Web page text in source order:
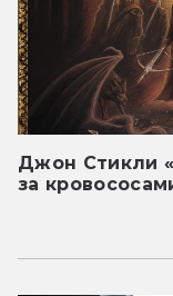
Джон Стикли
за